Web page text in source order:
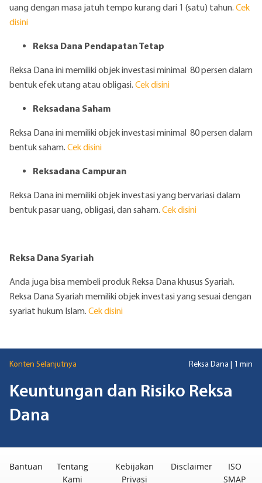
uang dengan masa jatuh tempo kurang dari 1 (satu) tahun. Cek
disini
Reksa Dana Pendapatan Tetap
Reksa Dana ini memiliki objek investasi minimal 80 persen dalam
bentuk efek utang atau obligasi. Cekdisini
Reksadana Saham
Reksa Dana ini memiliki objek investasi minimal 80 persen dalam
bentuk saham. Cekdisini
Reksadana Campuran
Reksa Dana ini memiliki objek investasi yang bervariasi dalam
bentuk pasar uang, obligasi, dan saham. Cekdisini
Reksa Dana Syariah
Anda juga bisa membeli produk Reksa Dana khusus Syariah.
Reksa Dana Syariah memiliki objek investasi yang sesuai dengan
syariat hukum Islam. Cekdisini
Konten Selanjutnya Reksa Dana | 1 min
Keuntungan dan Risiko Reksa
Dana
Bantuan
Tentang
Kami
Kebijakan
Privasi
Disclaimer
ISO
SMAP